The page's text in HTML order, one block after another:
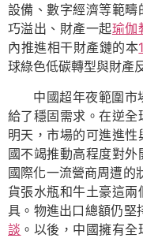
設備、數字經濟等範
巧溢出、財產一起瑜伽
內推進相干財產鏈的本
球綠色低碳轉型與財產
中國超年夜範圍市
給了穩固需求。在逆
明天，市場的可進進
國不竭推動高程度對外
國際化一流營商周遭的
貨張水瓶和牛土豪這
具。物進出口總額仍堅
談 。以後，中國擁有